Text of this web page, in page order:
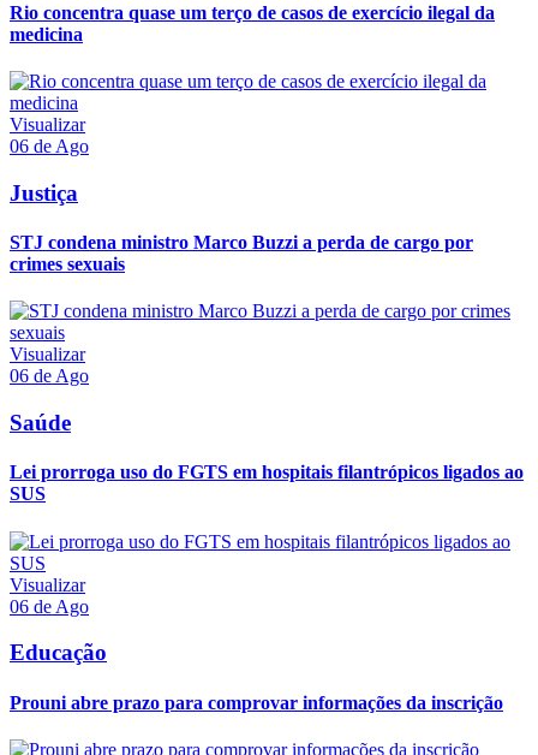
Rio concentra quase um terço de casos de exercício ilegal da
medicina
Visualizar
06 de Ago
Justiça
STJ condena ministro Marco Buzzi a perda de cargo por
crimes sexuais
Visualizar
06 de Ago
Saúde
Lei prorroga uso do FGTS em hospitais filantrópicos ligados ao
SUS
Visualizar
06 de Ago
Educação
Prouni abre prazo para comprovar informações da inscrição